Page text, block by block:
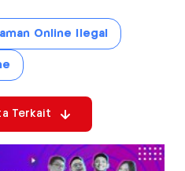
Online Ilegal
Terkait